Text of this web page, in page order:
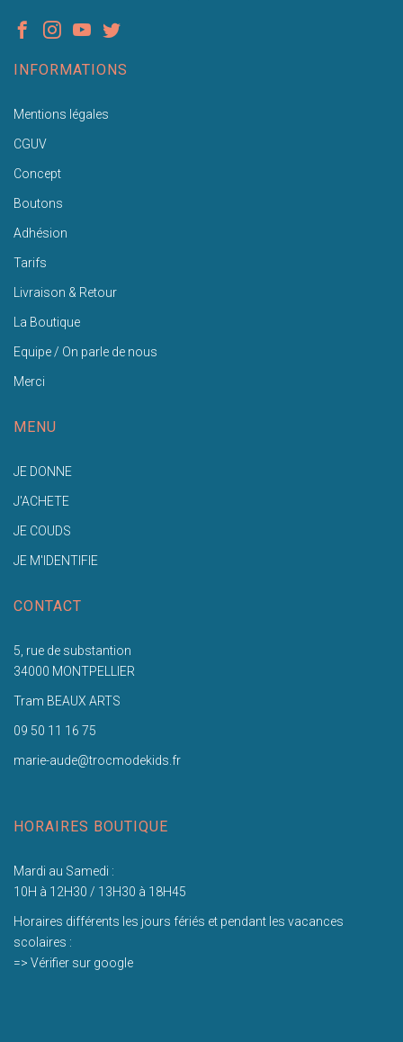
INFORMATIONS
Mentions légales
CGUV
Concept
Boutons
Adhésion
Tarifs
Livraison & Retour
La Boutique
Equipe / On parle de nous
Merci
MENU
JE DONNE
J'ACHETE
JE COUDS
JE M'IDENTIFIE
CONTACT
5, rue de substantion
34000 MONTPELLIER
Tram BEAUX ARTS
09 50 11 16 75
marie-aude@trocmodekids.fr
HORAIRES BOUTIQUE
Mardi au Samedi :
10H à 12H30 / 13H30 à 18H45
Horaires différents les jours fériés et pendant les vacances
scolaires :
=> Vérifier sur google